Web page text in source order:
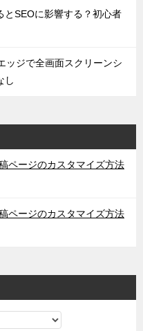
とSEOに影響する？初心者
ッジで全画面スクリーンシ
し
ページのカスタマイズ方法
ページのカスタマイズ方法